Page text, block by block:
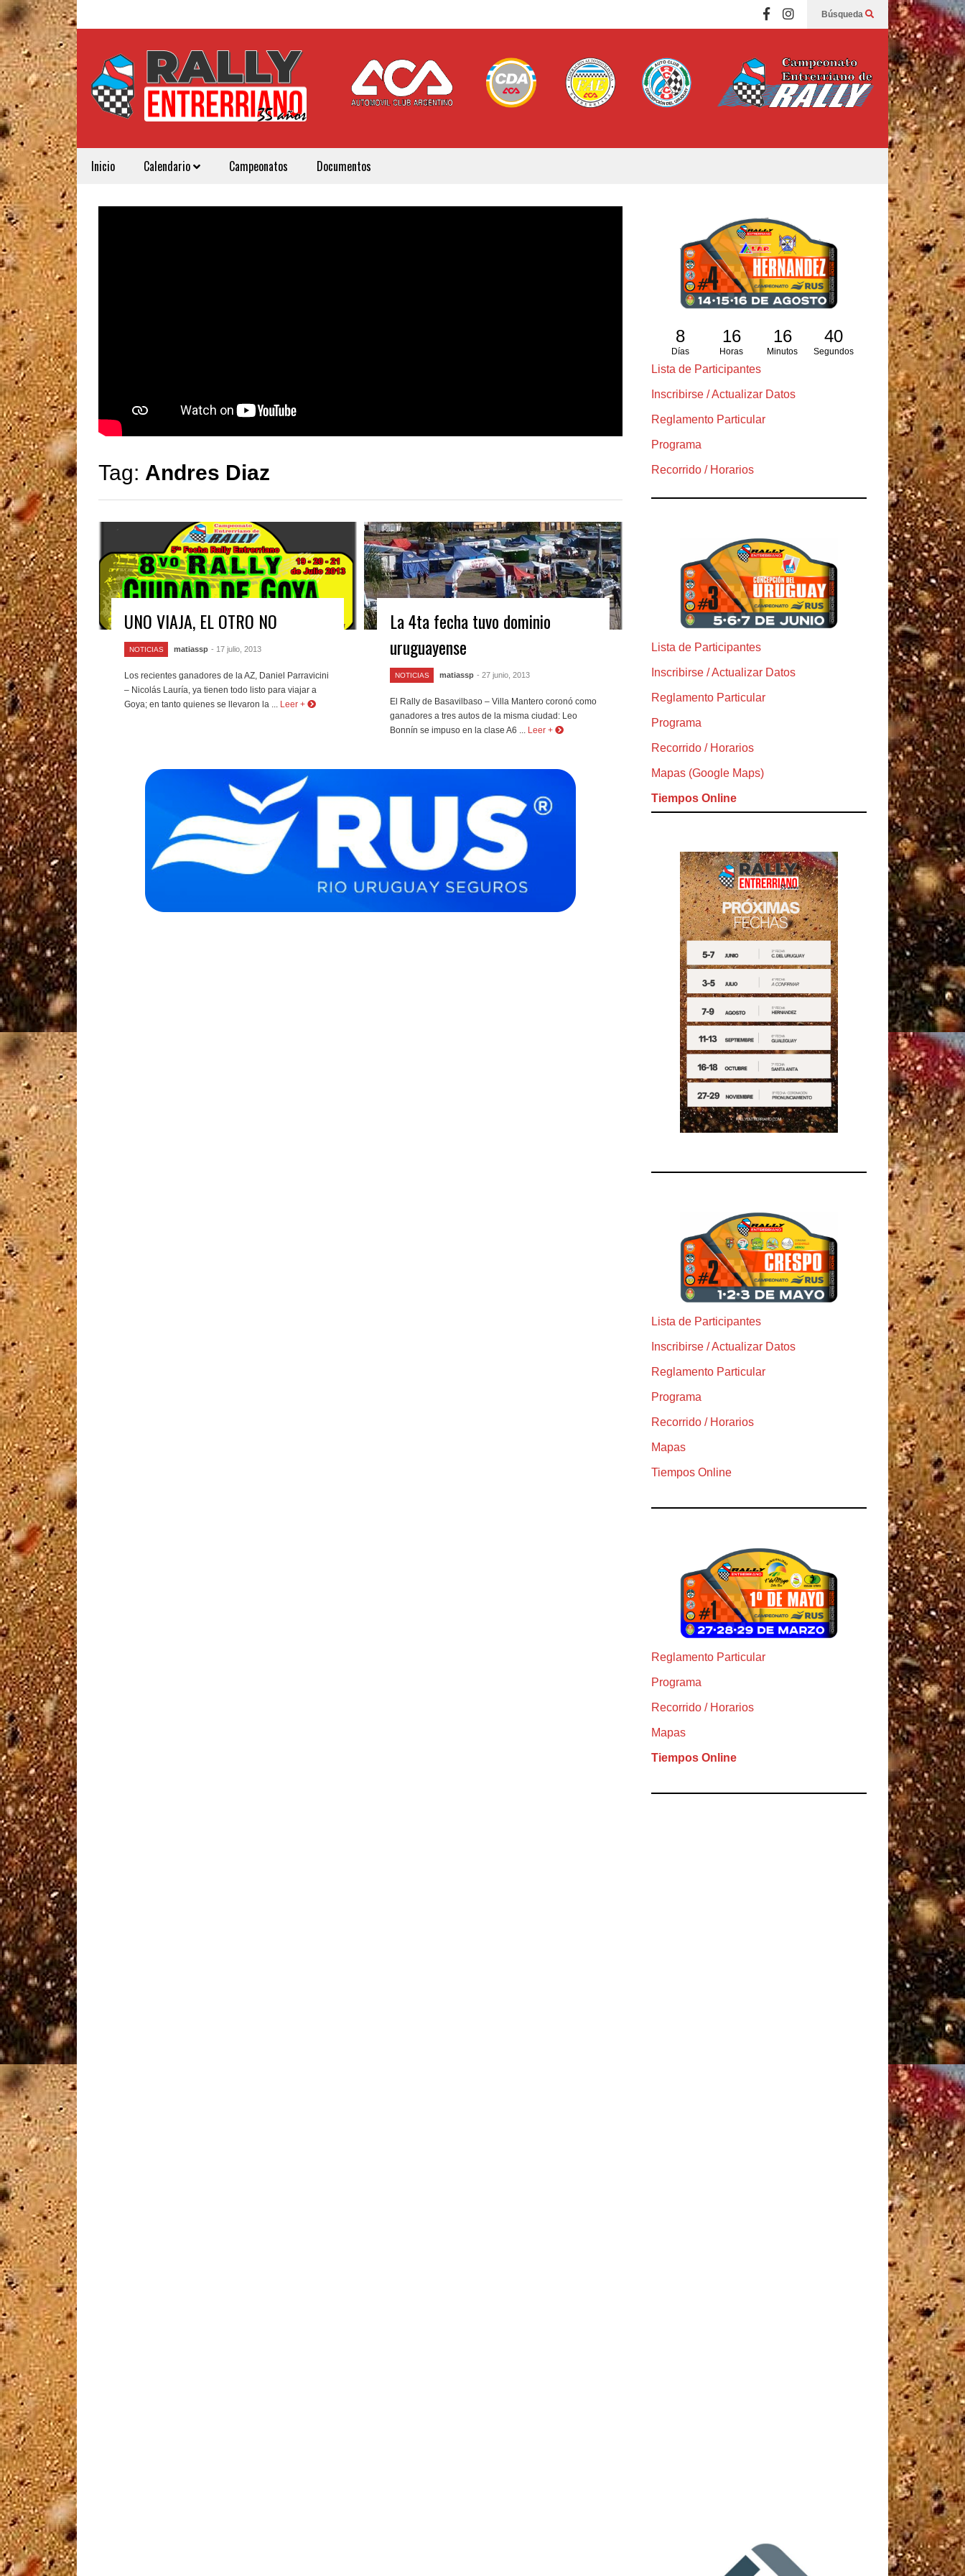
Búsqueda
Inicio Calendario Campeonatos Documentos
Tag: Andres Diaz
UNO VIAJA, EL OTRO NO
NOTICIAS matiassp - 17 julio, 2013
Los recientes ganadores de la AZ, Daniel Parravicini
– Nicolás Lauría, ya tienen todo listo para viajar a
Goya; en tanto quienes se llevaron la ...
Leer +
La 4ta fecha tuvo dominio
uruguayense
NOTICIAS matiassp - 27 junio, 2013
El Rally de Basavilbaso – Villa Mantero coronó como
ganadores a tres autos de la misma ciudad: Leo
Bonnín se impuso en la clase A6 ...
Leer +
8
Días
16
Horas
16
Minutos
38
Segundos
Lista de Participantes
Inscribirse / Actualizar Datos
Reglamento Particular
Programa
Recorrido / Horarios
Lista de Participantes
Inscribirse / Actualizar Datos
Reglamento Particular
Programa
Recorrido / Horarios
Mapas (Google Maps)
Tiempos Online
Lista de Participantes
Inscribirse / Actualizar Datos
Reglamento Particular
Programa
Recorrido / Horarios
Mapas
Tiempos Online
Reglamento Particular
Programa
Recorrido / Horarios
Mapas
Tiempos Online